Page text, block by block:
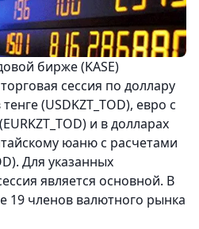
бирже (KASE)
сессия по доллару
(USDKZT_TOD), евро с
и в долларах
юаню с расчетами
Для указанных
является основной. В
19 членов валютного рынка